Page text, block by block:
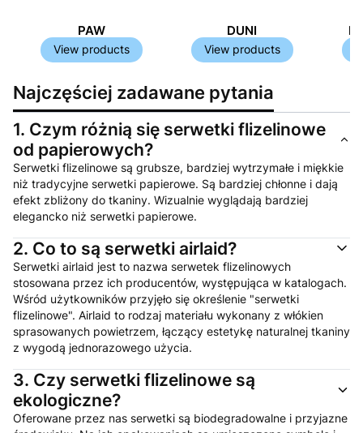
PAW
View products
DUNI
View products
Najczęściej zadawane pytania
1. Czym różnią się serwetki flizelinowe
od papierowych?
Serwetki flizelinowe są grubsze, bardziej wytrzymałe i miękkie
niż tradycyjne serwetki papierowe. Są bardziej chłonne i dają
efekt zbliżony do tkaniny. Wizualnie wyglądają bardziej
elegancko niż serwetki papierowe.
2. Co to są serwetki airlaid?
Serwetki airlaid jest to nazwa serwetek flizelinowych
stosowana przez ich producentów, występująca w katalogach.
Wśród użytkowników przyjęło się określenie "serwetki
flizelinowe". Airlaid to rodzaj materiału wykonany z włókien
sprasowanych powietrzem, łączący estetykę naturalnej tkaniny
z wygodą jednorazowego użycia.
3. Czy serwetki flizelinowe są
ekologiczne?
Oferowane przez nas serwetki są biodegradowalne i przyjazne